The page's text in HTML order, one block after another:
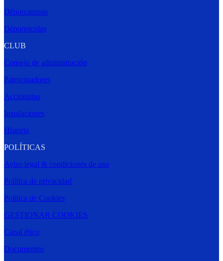
Déporcampus
Déporescolas
CLUB
Consejo de administración
Patrocinadores
Accionistas
Instalaciones
Historia
POLÍTICAS
Aviso legal & condiciones de uso
Política de privacidad
Política de Cookies
GESTIONAR COOKIES
Canal ético
Documentos